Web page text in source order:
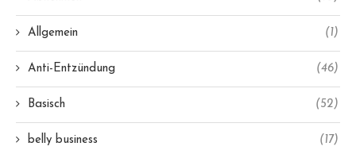
Allgemein (1)
Anti-Entzündung (46)
Basisch (52)
belly business (17)